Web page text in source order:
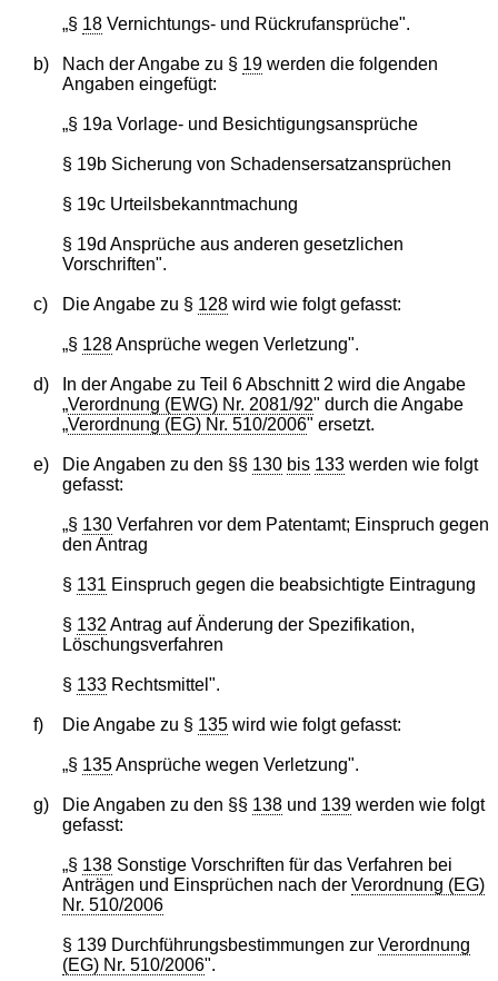
„§ 18Vernichtungs- und Rückrufansprüche".
b) Nach der Angabe zu § 19werden die folgenden
Angaben eingefügt:
„§ 19a Vorlage- und Besichtigungsansprüche
§ 19b Sicherung von Schadensersatzansprüchen
§ 19c Urteilsbekanntmachung
§ 19d Ansprüche aus anderen gesetzlichen
Vorschriften".
c) Die Angabe zu § 128wird wie folgt gefasst:
„§ 128Ansprüche wegen Verletzung".
d)
In der Angabe zu Teil 6 Abschnitt 2 wird die Angabe
„Verordnung (EWG) Nr. 2081/92" durch die Angabe
„Verordnung (EG) Nr. 510/2006" ersetzt.
e) Die Angaben zu den §§ 130 bis 133werden wie folgt
gefasst:
„§ 130Verfahren vor dem Patentamt; Einspruch gegen
den Antrag
§ 131 Einspruch gegen die beabsichtigte Eintragung
§ 132 Antrag auf Änderung der Spezifikation,
Löschungsverfahren
§ 133Rechtsmittel".
f) Die Angabe zu § 135wird wie folgt gefasst:
„§ 135Ansprüche wegen Verletzung".
g) Die Angaben zu den §§ 138und 139werden wie folgt
gefasst:
„§ 138Sonstige Vorschriften für das Verfahren bei
Anträgen und Einsprüchen nach der Verordnung (EG)
Nr. 510/2006
§ 139 Durchführungsbestimmungen zur Verordnung
(EG) Nr. 510/2006".